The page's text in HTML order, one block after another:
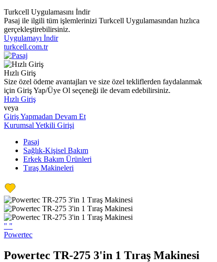
Turkcell Uygulamasını İndir
Pasaj ile ilgili tüm işlemlerinizi Turkcell Uygulamasından hızlıca
gerçekleştirebilirsiniz.
Uygulamayı İndir
turkcell.com.tr
Hızlı Giriş
Size özel ödeme avantajları ve size özel tekliflerden faydalanmak
için Giriş Yap/Üye Ol seçeneği ile devam edebilirsiniz.
Hızlı Giriş
veya
Giriş Yapmadan Devam Et
Kurumsal Yetkili Girişi
Pasaj
Sağlık-Kişisel Bakım
Erkek Bakım Ürünleri
Tıraş Makineleri
" "
Powertec
Powertec TR-275 3'in 1 Tıraş Makinesi